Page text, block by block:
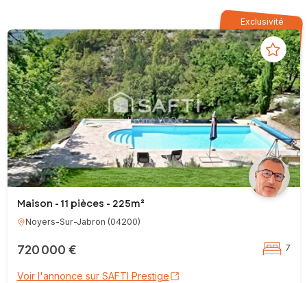
Exclusivité
Maison - 11 pièces - 225m²
Noyers-Sur-Jabron (04200)
720 000 € 7
Voir l'annonce sur SAFTI Prestige